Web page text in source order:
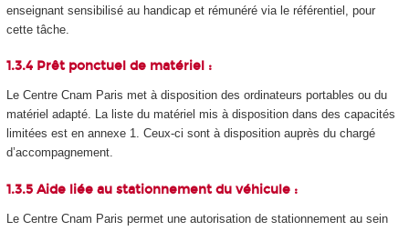
enseignant sensibilisé au handicap et rémunéré via le référentiel, pour
cette tâche.
1.3.4 Prêt ponctuel de matériel :
Le Centre Cnam Paris met à disposition des ordinateurs portables ou du
matériel adapté. La liste du matériel mis à disposition dans des capacités
limitées est en annexe 1. Ceux-ci sont à disposition auprès du chargé
d’accompagnement.
1.3.5 Aide liée au stationnement du véhicule :
Le Centre Cnam Paris permet une autorisation de stationnement au sein